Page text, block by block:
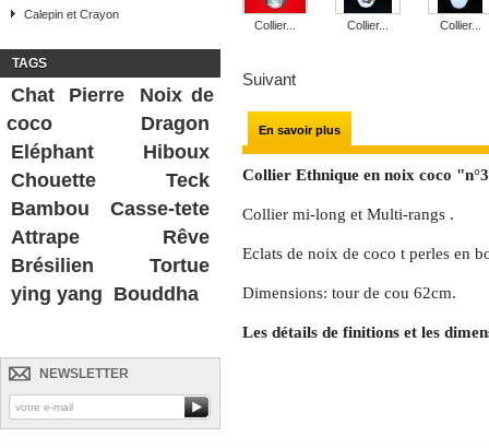
Calepin et Crayon
TAGS
Chat Pierre
Noix de
coco
Dragon
Eléphant
Hiboux
Chouette
Teck
Bambou
Casse-tete
Attrape Rêve
Brésilien
Tortue
ying yang Bouddha
NEWSLETTER
Collier... Collier... Collier...
Suivant
En savoir plus
Collier Ethnique en noix coco
Collier mi-long et Multi-rangs .
Eclats de noix de coco t perles en
Dimensions: tour de cou 62cm.
Les détails de finitions et les